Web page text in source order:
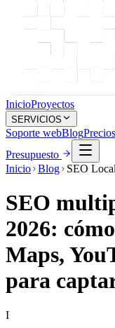
SERVICIOS
Soporte web Blog Precios
SEO
2026:
Maps,
para
I
Escrito por
Icono Studio
02 Jun 2026